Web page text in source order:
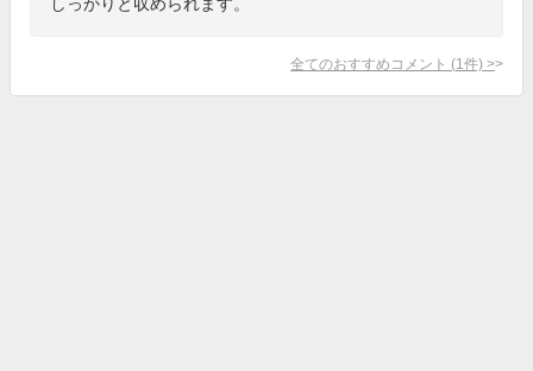
全てのおすすめコメント (1 件) >